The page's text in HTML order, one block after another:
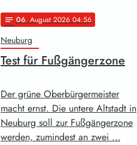
notes 06. August 2026 04:56
Neuburg
Test für Fußgängerzone
Der grüne Oberbürgermeister
macht ernst. Die untere Altstadt in
Neuburg soll zur Fußgängerzone
werden, zumindest an zwei …